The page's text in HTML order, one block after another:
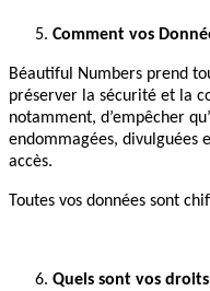
Comment vos
Béautiful Numbers prend
préserver la sécurité et la
notamment, d’empêcher
endommagées, divulguées
accès.
Toutes vos données sont
Quels sont vos droits